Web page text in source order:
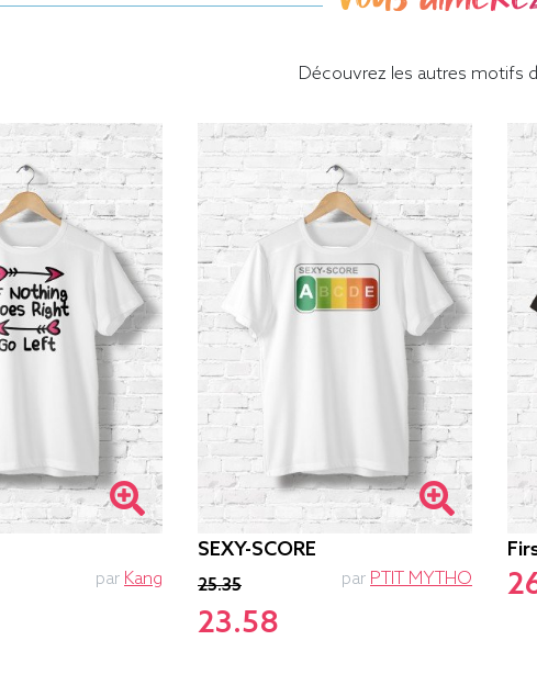
Découvrez les autres motifs
par Kang
SEXY-SCORE
25.35
23.58
par PTIT MYTHO